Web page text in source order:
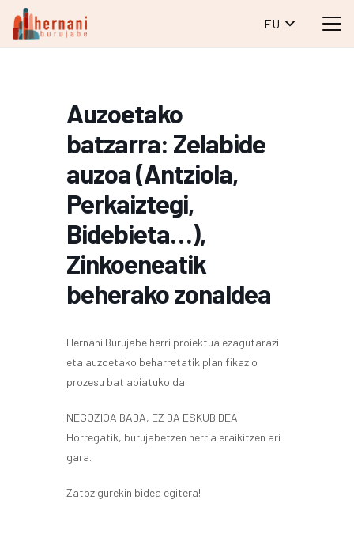
EU
Auzoetako
batzarra: Zelabide
auzoa (Antziola,
Perkaiztegi,
Bidebieta…),
Zinkoeneatik
beherako zonaldea
Hernani Burujabe herri proiektua ezagutarazi
eta auzoetako beharretatik planifikazio
prozesu bat abiatuko da.
NEGOZIOA BADA, EZ DA ESKUBIDEA!
Horregatik, burujabetzen herria eraikitzen ari
gara.
Zatoz gurekin bidea egitera!